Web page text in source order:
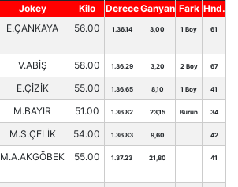
Jokey Kilo DereceGanyan Fark Hnd.
E.ÇANKAYA 56.00 1.36.14 3,00 1 Boy 61
V.ABİŞ 58.00 1.36.29 3,20 2 Boy 67
E.ÇİZİK 55.00 1.36.65 8,10 1 Boy 41
M.BAYIR 51.00 1.36.82 23,15 Burun 34
M.S.ÇELİK 54.00 1.36.83 9,60 42
M.A.AKGÖBEK 55.00 1.37.23 21,80 41